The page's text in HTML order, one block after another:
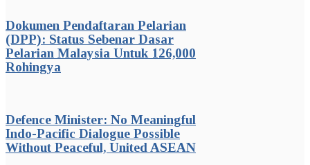
Dokumen Pendaftaran Pelarian
(DPP): Status Sebenar Dasar
Pelarian Malaysia Untuk 126,000
Rohingya
Defence Minister: No Meaningful
Indo-Pacific Dialogue Possible
Without Peaceful, United ASEAN